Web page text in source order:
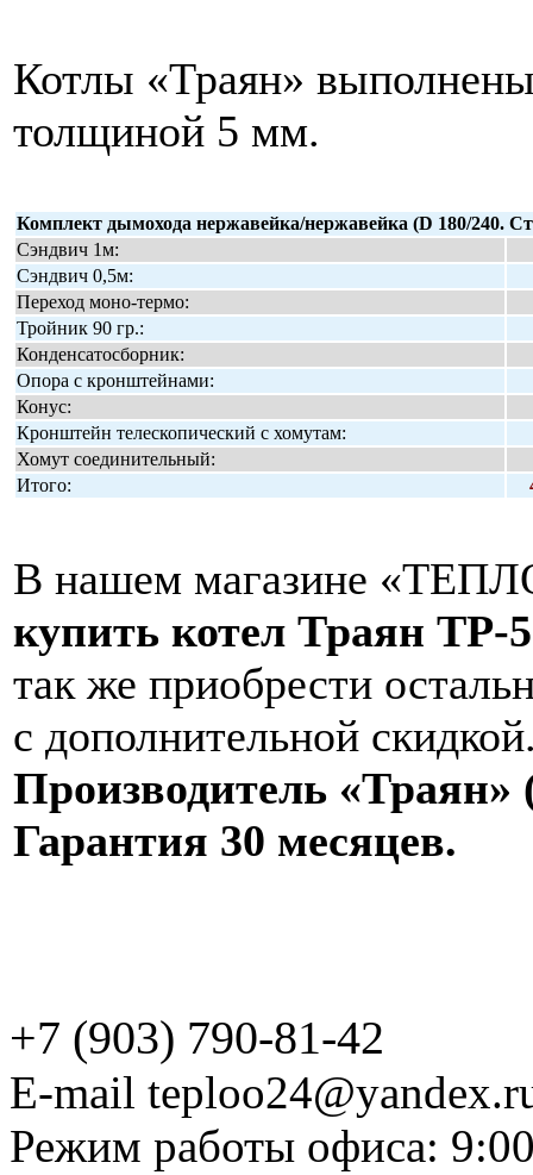
Котлы «Траян»
толщиной 5 мм.
Комплект дымохода нержавейка/нержавейка (D 180/240.
Сэндвич 1м:
Сэндвич 0,5м:
Переход моно-термо:
Тройник 90 гр.:
Конденсатосборник:
Опора с кронштейнами:
Конус:
Кронштейн телескопический с хомутам:
Хомут соединительный:
Итого:
В нашем магазине
купить котел Траян ТР-
так же приобрести
с дополнительной
Производитель «Траян»
Гарантия 30 месяцев.
+7 (903) 790-81-42
E-mail
Режим работы офиса: